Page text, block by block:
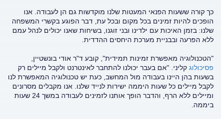
כך קורה ששעות הפנאי המעטות שלנו מוקדשות גם הן לעבודה. אנו
הופכים להיות זמינים בכל מקום ובכל עת, דבר הפוגע בקשרי המשפחה
שלנו: בזמן האיכות עם ילדינו ובני זוגנו, בשיחות שאנו יכולים לנהל עמם
ללא הפרעה ובבניית מערכת היחסים ההדדית.
"הטכנולוגיה מאפשרת זמינות תמידית", קובע ד"ר אודי בונשטיין,
פסיכולוג קליני. "אם בעבר יכולנו להתחבר לאינטרנט ולקבל מיילים רק
בשעות בהן היינו בעבודה מול המחשב, כעת יש טכנולוגיה המאפשרת לנו
לקבל מיילים כל שעות היממה ישירות לנייד שלנו. אנו מקבלים מסרונים
ומיילים ללא הרף, והדבר הופך אותנו לזמינים לעבודה במשך 24 שעות
ביממה.